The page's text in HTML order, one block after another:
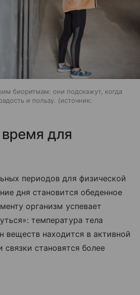
биоритмам: они подскажут, когда
и пользу.
источник:
для
периодов для физической
дня становится обеденное
организм успевает
температура тела
веществ находится в активной
становятся более